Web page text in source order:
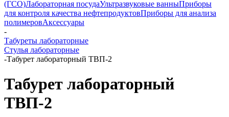
(ГСО)Лабораторная посудаУльтразвуковые ванныПриборы
для контроля качества нефтепродуктовПриборы для анализа
полимеровАксессуары
-
Табуреты лабораторные
Стулья лабораторные
-Табурет лабораторный ТВП-2
Табурет лабораторный
ТВП-2